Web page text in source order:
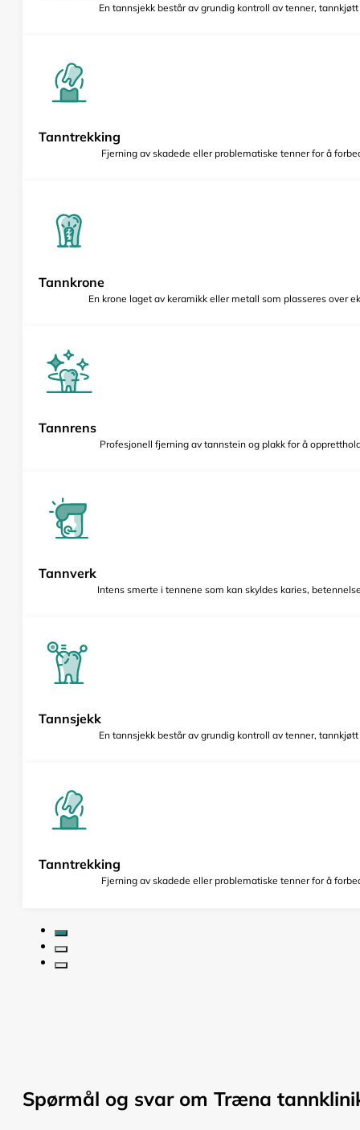
En tannsjekk består av grundig kontroll av tenner,
Tanntrekking
Fjerning av skadede eller problematiske tenner for å
Tannkrone
En krone laget av keramikk eller metall som plasseres over
Tannrens
Profesjonell fjerning av tannstein og plakk for å
Tannverk
Intens smerte i tennene som kan skyldes karies,
Tannsjekk
En tannsjekk består av grundig kontroll av tenner,
Tanntrekking
Fjerning av skadede eller problematiske tenner for å
Spørmål og svar om Træna